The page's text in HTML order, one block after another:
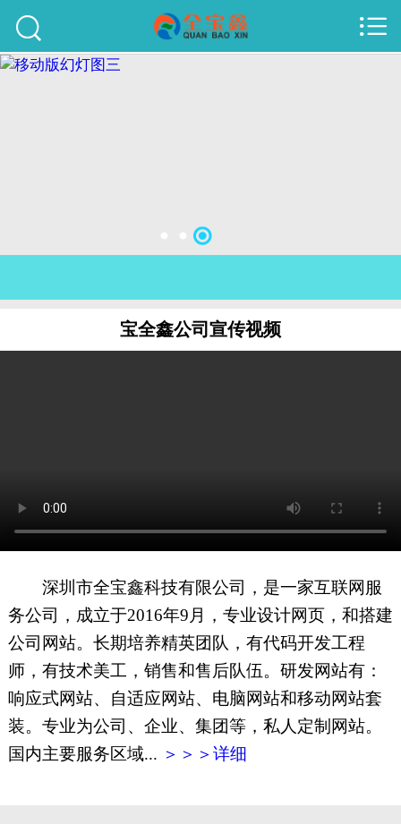
关于我们
联系我们
51La
XML地图


宝全鑫公司宣传视频
深圳市全宝鑫科技有限公司，是一家互联网服
务公司，成立于2016年9月，专业设计网页，和搭建
公司网站。长期培养精英团队，有代码开发工程
师，有技术美工，销售和售后队伍。研发网站有：
响应式网站、自适应网站、电脑网站和移动网站套
装。专业为公司、企业、集团等，私人定制网站。
国内主要服务区域... ＞＞＞详细